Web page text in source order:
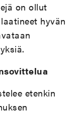
on ollut
hyvän
etenkin